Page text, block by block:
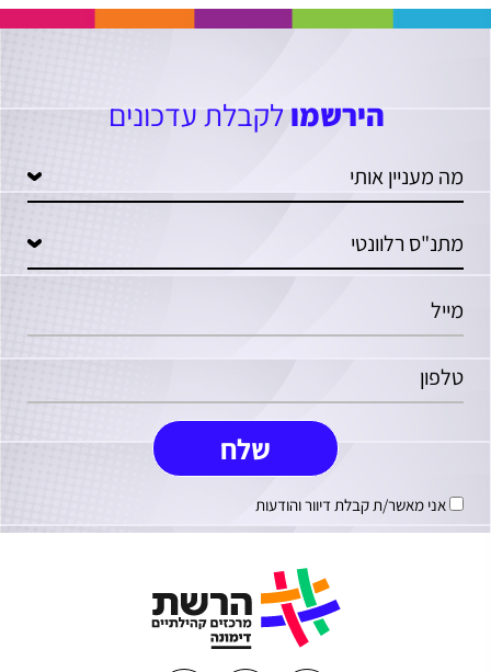
הירשמולקבלת עדכונים
אני מאשר/ת קבלת דיוור והודעות